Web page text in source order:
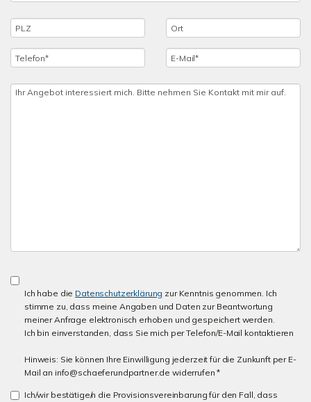
Ich habe die Datenschutzerklärung zur Kenntnis genommen. Ich
stimme zu, dass meine Angaben und Daten zur Beantwortung
meiner Anfrage elektronisch erhoben und gespeichert werden.
Ich bin einverstanden, dass Sie mich per Telefon/E-Mail kontaktieren
Hinweis: Sie können Ihre Einwilligung jederzeit für die Zunkunft per E-
Mail an info@schaeferundpartner.de widerrufen *
Ich/wir bestätige/n die Provisionsvereinbarung für den Fall, dass